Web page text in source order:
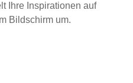
Ihre Inspirationen auf
Bildschirm um.